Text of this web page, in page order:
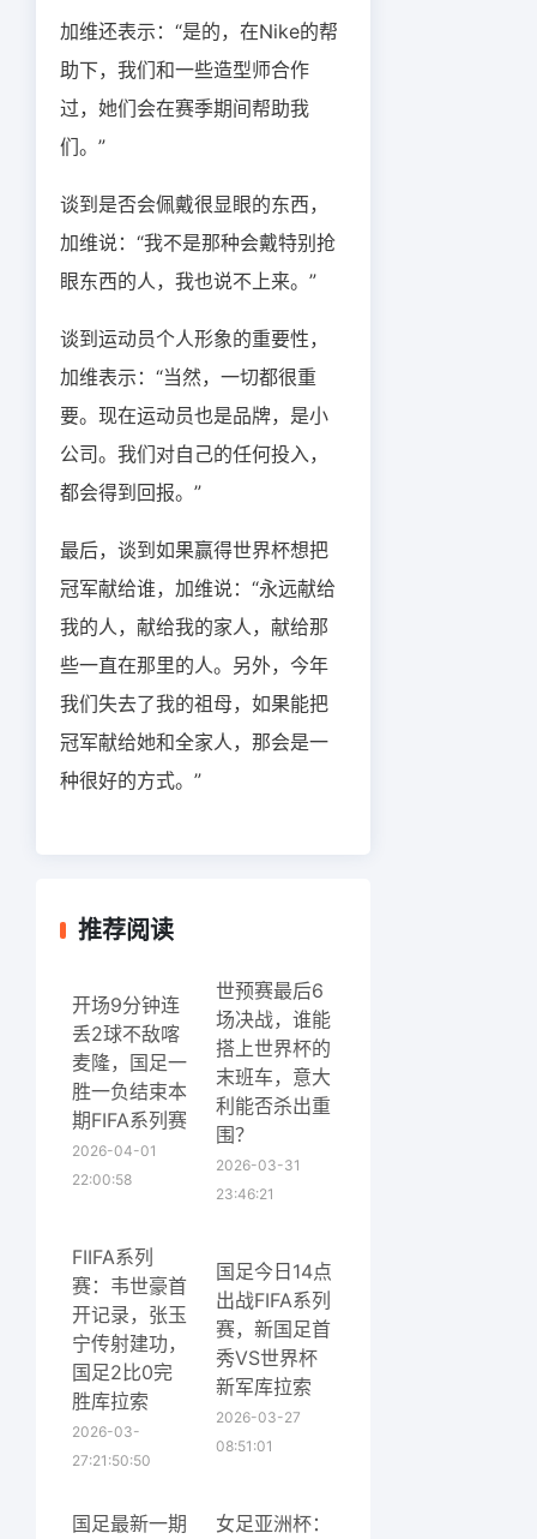
加维还表示：“是的，在Nike的帮
助下，我们和一些造型师合作
过，她们会在赛季期间帮助我
们。”
谈到是否会佩戴很显眼的东西，
加维说：“我不是那种会戴特别抢
眼东西的人，我也说不上来。”
谈到运动员个人形象的重要性，
加维表示：“当然，一切都很重
要。现在运动员也是品牌，是小
公司。我们对自己的任何投入，
都会得到回报。”
最后，谈到如果赢得世界杯想把
冠军献给谁，加维说：“永远献给
我的人，献给我的家人，献给那
些一直在那里的人。另外，今年
我们失去了我的祖母，如果能把
冠军献给她和全家人，那会是一
种很好的方式。”
推荐阅读
开场9分钟连
丢2球不敌喀
麦隆，国足一
胜一负结束本
期FIFA系列赛
2026-04-01
22:00:58
世预赛最后6
场决战，谁能
搭上世界杯的
末班车，意大
利能否杀出重
围？
2026-03-31
23:46:21
FIIFA系列
赛：韦世豪首
开记录，张玉
宁传射建功，
国足2比0完
胜库拉索
2026-03-
27:21:50:50
国足今日14点
出战FIFA系列
赛，新国足首
秀VS世界杯
新军库拉索
2026-03-27
08:51:01
国足最新一期
女足亚洲杯：